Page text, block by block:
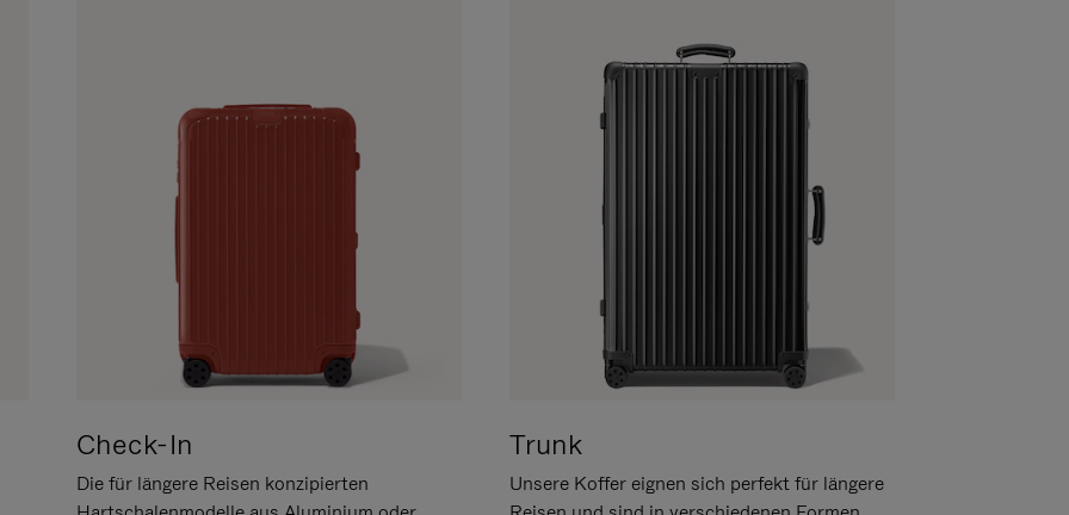
Check-In
Die für längere Reisen konzipierten
Trunk
Unsere Koffer eignen sich perfekt für längere